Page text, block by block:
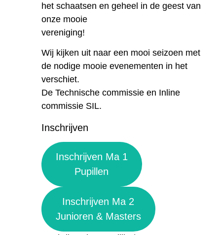
het schaatsen en geheel in de geest van
onze mooie
vereniging!
Wij kijken uit naar een mooi seizoen met
de nodige mooie evenementen in het
verschiet.
De Technische commissie en Inline
commissie SIL.
Inschrijven
Inschrijven Ma 1
Pupillen
Inschrijven Ma 2
Junioren & Masters